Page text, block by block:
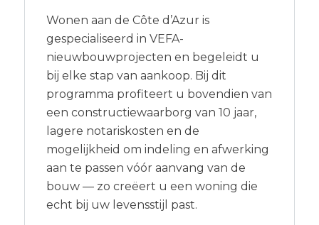
Wonen aan de Côte d’Azur is
gespecialiseerd in VEFA-
nieuwbouwprojecten en begeleidt u
bij elke stap van aankoop. Bij dit
programma profiteert u bovendien van
een constructiewaarborg van 10 jaar,
lagere notariskosten en de
mogelijkheid om indeling en afwerking
aan te passen vóór aanvang van de
bouw — zo creëert u een woning die
echt bij uw levensstijl past.